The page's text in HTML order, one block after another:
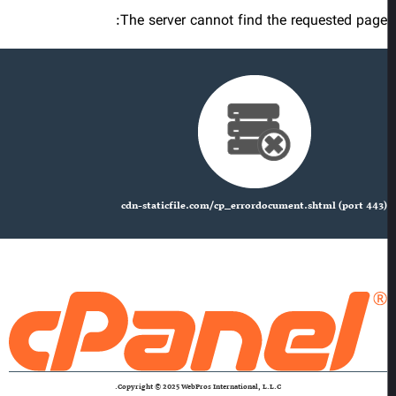
The server cannot find the requested page:
cdn-staticfile.com/cp_errordocument.shtml (port 443)
Copyright © 2025 WebPros International, L.L.C.